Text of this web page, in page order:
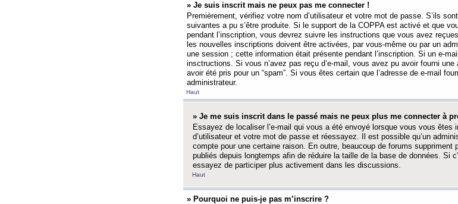
» Je suis inscrit mais ne peux pas me connecter !
Premièrement, vérifiez votre nom d’utilisateur et votre mot de passe. S’ils
suivantes a pu s’être produite. Si le support de la COPPA est activé et que
pendant l’inscription, vous devrez suivre les instructions que vous avez
les nouvelles inscriptions doivent être activées, par vous-même ou par un
une session ; cette information était présente pendant l’inscription. Si un e-
insctructions. Si vous n’avez pas reçu d’e-mail, vous avez pu avoir fourni
avoir été pris pour un “spam”. Si vous êtes certain que l’adresse de e-mail
administrateur.
Haut
» Je me suis inscrit dans le passé mais ne peux plus me connecter à
Essayez de localiser l’e-mail qui vous a été envoyé lorsque vous vous
d’utilisateur et votre mot de passe et réessayez. Il est possible qu’un
compte pour une certaine raison. En outre, beaucoup de forums suppriment
publiés depuis longtemps afin de réduire la taille de la base de données. Si
essayez de participer plus activement dans les discussions.
Haut
» Pourquoi ne puis-je pas m’inscrire ?